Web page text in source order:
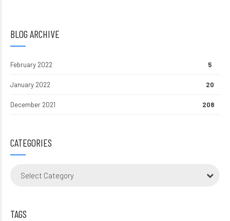
BLOG ARCHIVE
February 2022 5
January 2022 20
December 2021 208
CATEGORIES
Select Category
TAGS